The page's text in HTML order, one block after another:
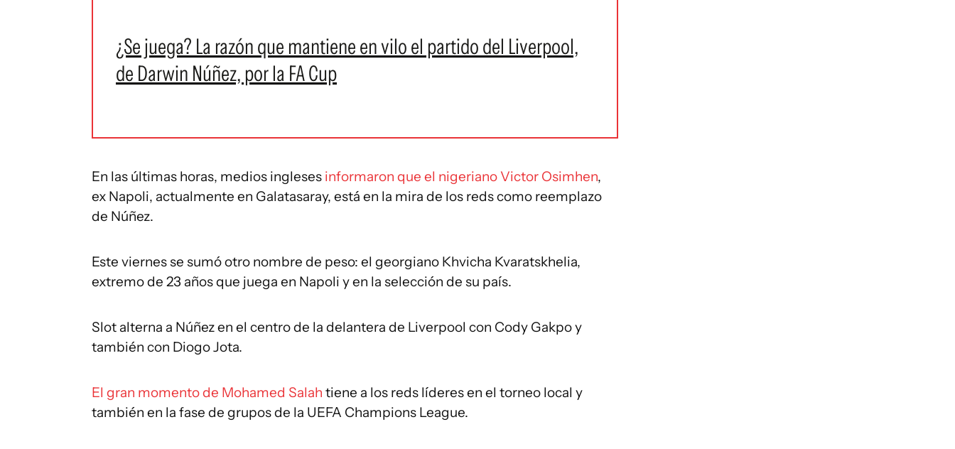
¿Se juega? La razón que mantiene en vilo el partido del Liverpool,
de Darwin Núñez, por la FA Cup
En las últimas horas, medios ingleses informaron que el nigeriano Victor Osimhen,
ex Napoli, actualmente en Galatasaray, está en la mira de los reds como reemplazo
de Núñez.
Este viernes se sumó otro nombre de peso: el georgiano Khvicha Kvaratskhelia,
extremo de 23 años que juega en Napoli y en la selección de su país.
Slot alterna a Núñez en el centro de la delantera de Liverpool con Cody Gakpo y
también con Diogo Jota.
El gran momento de Mohamed Salah tiene a los reds líderes en el torneo local y
también en la fase de grupos de la UEFA Champions League.